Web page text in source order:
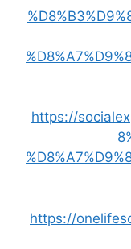
https://
https://